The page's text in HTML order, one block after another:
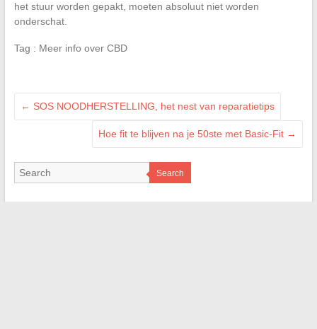
het stuur worden gepakt, moeten absoluut niet worden
onderschat.
Tag : Meer info over CBD
← SOS NOODHERSTELLING, het nest van reparatietips
Hoe fit te blijven na je 50ste met Basic-Fit →
Search